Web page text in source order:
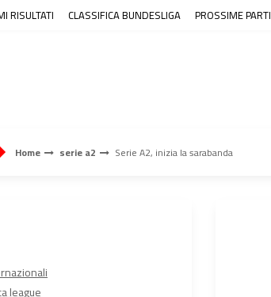
RISULTATI CLASSIFICA BUNDESLIGA PROSSIME
Home serie a2 Serie A2, inizia la sarabanda
league